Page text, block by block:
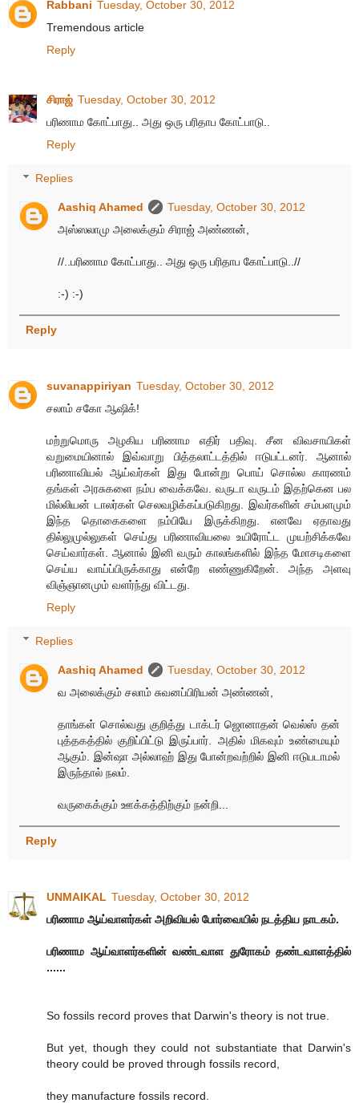
Rabbani Tuesday, October 30, 2012
Tremendous article
Reply
சிராஜ் Tuesday, October 30, 2012
பரிணாம கோட்பாது.. அது ஒரு பரிதாப கோட்பாடு..
Reply
Replies
Aashiq Ahamed
Tuesday, October 30, 2012
அஸ்ஸலாமு அலைக்கும் சிராஜ் அண்ணன்,
//..பரிணாம கோட்பாது.. அது ஒரு பரிதாப கோட்பாடு..//
:-) :-)
Reply
suvanappiriyan Tuesday, October 30, 2012
சலாம் சகோ ஆஷிக்!
மற்றுமொரு அழகிய பரிணாம எதிர் பதிவு. சீன விவசாயிகள்
வறுமையினால் இவ்வாறு பித்தலாட்டத்தில் ஈடுபட்டனர். ஆனால்
பரிணாவியல் ஆய்வர்கள் இது போன்று பொய் சொல்ல காரணம்
தங்கள் அரசுகளை நம்ப வைக்கவே. வருடா வருடம் இதற்கென பல
மில்லியன் டாலர்கள் செலவழிக்கப்படுகிறது. இவர்களின் சம்பளமும்
இந்த தொகைகளை நம்பியே இருக்கிறது. எனவே ஏதாவது
தில்லுமுல்லுகள் செய்து பரிணாவியலை உயிரோட்ட முயற்சிக்கவே
செய்வார்கள். ஆனால் இனி வரும் காலங்களில் இந்த மோசடிகளை
செய்ய வாய்ப்பிருக்காது என்றே எண்ணுகிறேன். அந்த அளவு
விஞ்ஞானமும் வளர்ந்து விட்டது.
Reply
Replies
Aashiq Ahamed
Tuesday, October 30, 2012
வ அலைக்கும் சலாம் சுவனப்பிரியன் அண்ணன்,
தாங்கள் சொல்வது குறித்து டாக்டர் ஜொனாதன் வெல்ஸ் தன்
புத்தகத்தில் குறிப்பிட்டு இருப்பார். அதில் மிகவும் உண்மையும்
ஆகும். இன்ஷா அல்லாஹ் இது போன்றவற்றில் இனி ஈடுபடாமல்
இருந்தால் நலம்.
வருகைக்கும் ஊக்கத்திற்கும் நன்றி...
Reply
UNMAIKAL Tuesday, October 30, 2012
பரிணாம ஆய்வாளர்கள் அறிவியல் போர்வையில் நடத்திய நாடகம்.
பரிணாம ஆய்வாளர்களின் வண்டவாள துரோகம் தண்டவாளத்தில்
......
So fossils record proves that Darwin's theory is not true.
But yet, though they could not substantiate that Darwin's
theory could be proved through fossils record,
they manufacture fossils record.